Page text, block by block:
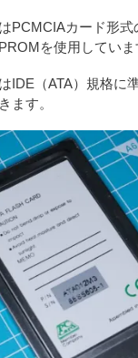
PCMCIAカード形式
を使用していま
IDE（ATA）規格に
ます。